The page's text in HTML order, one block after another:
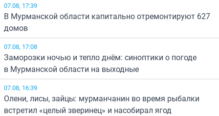
07.08, 17:39
В Мурманской области капитально отремонтируют 627
домов
07.08, 17:08
Заморозки ночью и тепло днём: синоптики о погоде
в Мурманской области на выходные
07.08, 16:39
Олени, лисы, зайцы: мурманчанин во время рыбалки
встретил «целый зверинец» и насобирал ягод